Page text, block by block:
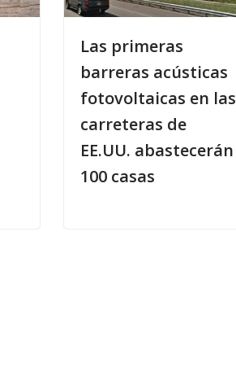
Las primeras
barreras acústicas
fotovoltaicas en las
carreteras de
EE.UU. abastecerán
100 casas